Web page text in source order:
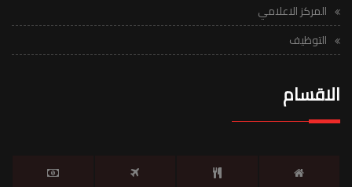
المركز الاعلامي
التوظيف
الاقسام